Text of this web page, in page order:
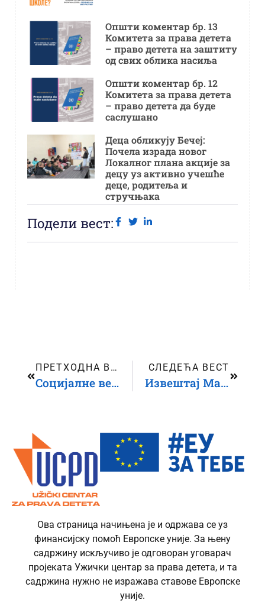
Општи коментар бр. 13
Комитета за права детета
– право детета на заштиту
од свих облика насиља
Општи коментар бр. 12
Комитета за права детета
– право детета да буде
саслушано
Деца обликују Бечеј:
Почела израда новог
Локалног плана акције за
децу уз активно учешће
деце, родитеља и
стручњака
Подели вест:
ПРЕТХОДНА ВЕСТ
Социјалне вештине и драмски метод
СЛЕДЕЋА ВЕСТ
Извештај Мапирање и анализе потреба организација цивилног друштва које раде са децом и за децу
Ова страница начињена је и одржава се уз
финансијску помоћ Европске уније. За њену
садржину искључиво је одговоран уговарач
пројеката Ужички центар за права детета, и та
садржина нужно не изражава ставове Европске
уније.